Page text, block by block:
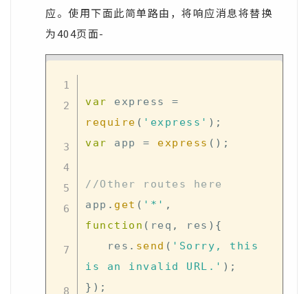
应。使用下面此简单路由，将响应消息将替换
为404页面-
var express =
require ( 'express' ) ;
var app = express ( ) ;
//Other routes here
app . get ( '*' ,
function ( req , res ) {
   res
. send ( 'Sorry, this
is an invalid URL.' ) ;
} ) ;